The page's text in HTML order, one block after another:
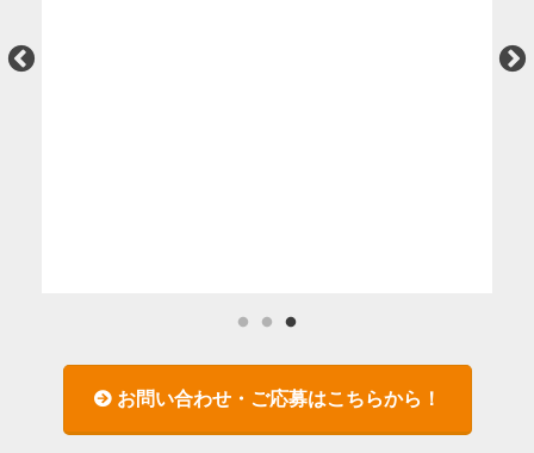
お問い合わせ・ご応募はこちらから！